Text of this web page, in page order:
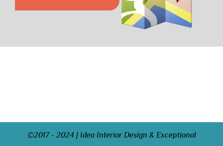
©2017 - 2024 | Idea Interior Design & Exceptional